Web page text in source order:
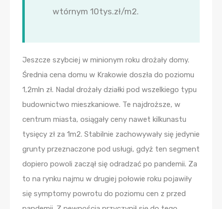
wtórnym 10tys.zł/m2.
Jeszcze szybciej w minionym roku drożały domy.
Średnia cena domu w Krakowie doszła do poziomu
1,2mln zł. Nadal drożały działki pod wszelkiego typu
budownictwo mieszkaniowe. Te najdroższe, w
centrum miasta, osiągały ceny nawet kilkunastu
tysięcy zł za 1m2. Stabilnie zachowywały się jedynie
grunty przeznaczone pod usługi, gdyż ten segment
dopiero powoli zaczął się odradzać po pandemii. Za
to na rynku najmu w drugiej połowie roku pojawiły
się symptomy powrotu do poziomu cen z przed